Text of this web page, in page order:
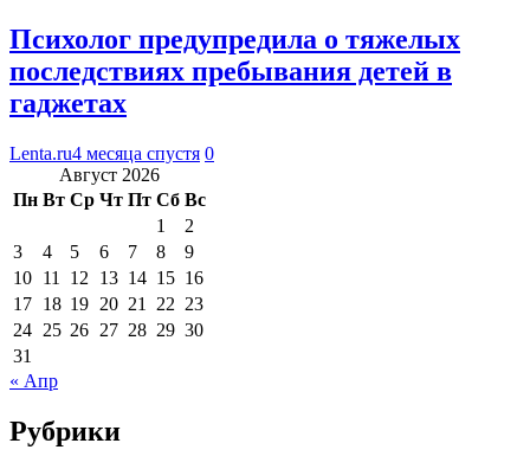
Психолог предупредила о тяжелых
последствиях пребывания детей в
гаджетах
Lenta.ru4 месяца спустя 0
Август 2026
Пн Вт Ср Чт Пт Сб Вс
1
2
3
4 5 6 7 8
9
10 11 12 13 14 15 16
17 18 19 20 21 22 23
24 25 26 27 28 29 30
31
« Апр
Рубрики